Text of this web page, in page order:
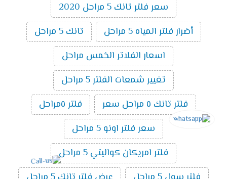
سعر فلتر تانك 5 مراحل 2020
أضرار فلتر المياه 5 مراحل
تانك 5 مراحل
اسعار الفلاتر الخمس مراحل
تغيير شمعات الفلتر 5 مراحل
فلتر تانك ٥ مراحل سعر
فلتر ٥مراحل
سعر فلتر اونو 5 مراحل
فلتر امريكان كواليتي 5 مراحل